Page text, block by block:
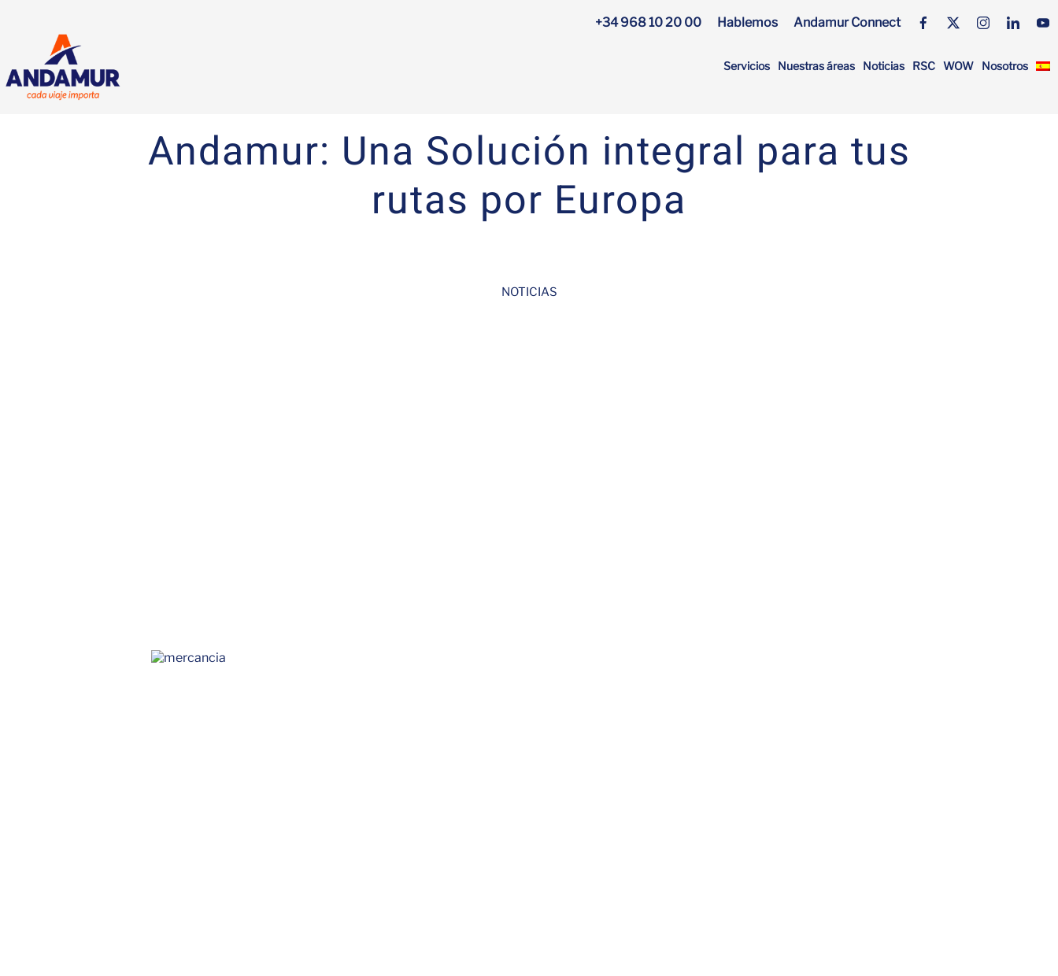
Servicios Nuestras áreas Noticias RSC WOW Nosotros
+34 968 10 20 00 Hablemos Andamur Connect
Andamur: Una Solución integral para tus
rutas por Europa
NOTICIAS